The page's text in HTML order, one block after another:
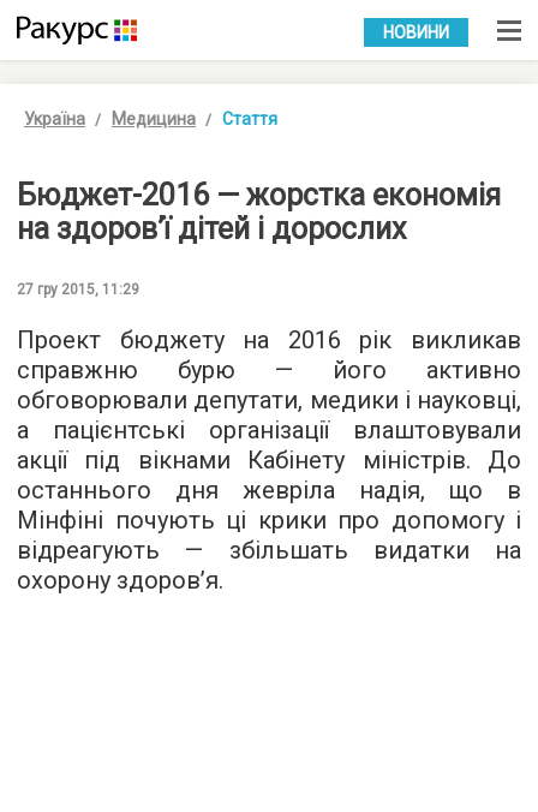
УКР РУС
НОВИНИ
Україна Медицина Стаття
Бюджет-2016 — жорстка економія
на здоров’ї дітей і дорослих
27 гру 2015, 11:29
Проект бюджету на 2016 рік викликав
справжню бурю — його активно
обговорювали депутати, медики і науковці,
а пацієнтські організації влаштовували
акції під вікнами Кабінету міністрів. До
останнього дня жевріла надія, що в
Мінфіні почують ці крики про допомогу і
відреагують — збільшать видатки на
охорону здоров’я.